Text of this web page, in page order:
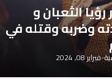
الثعبان و
وضربه وقتله في
-فبراير 08, 2024